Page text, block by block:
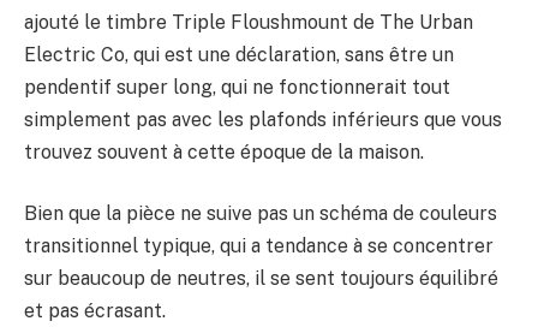
ajouté le timbre Triple Floushmount de The Urban
Electric Co, qui est une déclaration, sans être un
pendentif super long, qui ne fonctionnerait tout
simplement pas avec les plafonds inférieurs que vous
trouvez souvent à cette époque de la maison.
Bien que la pièce ne suive pas un schéma de couleurs
transitionnel typique, qui a tendance à se concentrer
sur beaucoup de neutres, il se sent toujours équilibré
et pas écrasant.